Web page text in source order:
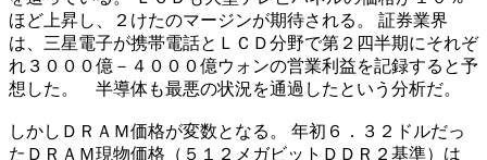
ほど上昇し、２けたのマージンが期待される。 証券業界
は、三星電子が携帯電話とＬＣＤ分野で第２四半期にそれぞ
れ３０００億－４０００億ウォンの営業利益を記録すると予
想した。 半導体も最悪の状況を通過したという分析だ。
しかしＤＲＡＭ価格が変数となる。 年初６．３２ドルだっ
たＤＲＡＭ現物価格（５１２メガビットＤＤＲ２基準）は